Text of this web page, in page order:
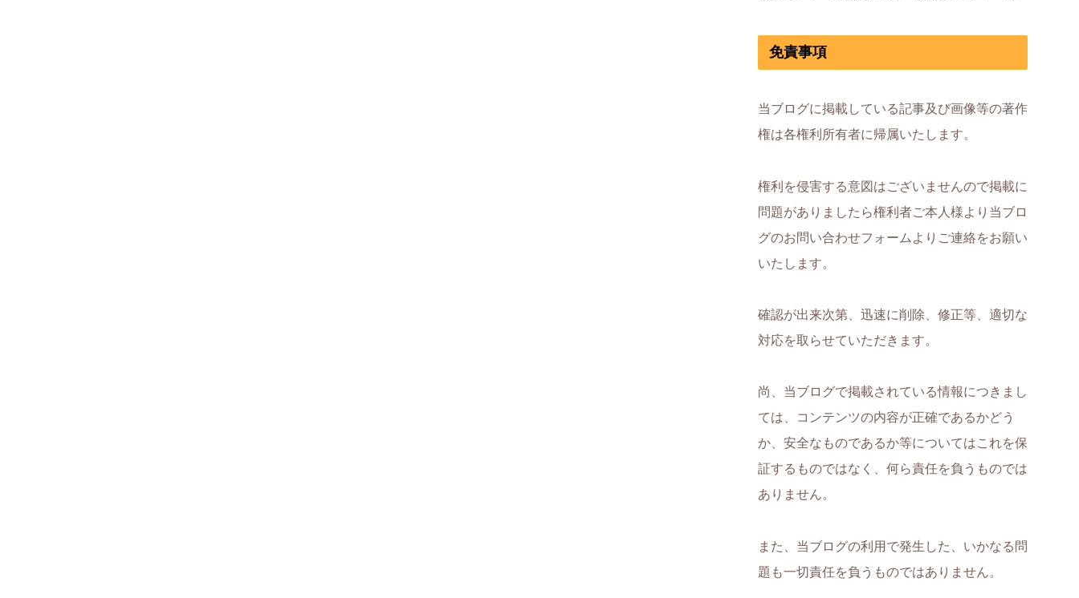
免責事項
当ブログに掲載している記事及び画像等の著作
権は各権利所有者に帰属いたします。
権利を侵害する意図はございませんので掲載に
問題がありましたら権利者ご本人様より当ブロ
グのお問い合わせフォームよりご連絡をお願い
いたします。
確認が出来次第、迅速に削除、修正等、適切な
対応を取らせていただきます。
尚、当ブログで掲載されている情報につきまし
ては、コンテンツの内容が正確であるかどう
か、安全なものであるか等についてはこれを保
証するものではなく、何ら責任を負うものでは
ありません。
また、当ブログの利用で発生した、いかなる問
題も一切責任を負うものではありません。